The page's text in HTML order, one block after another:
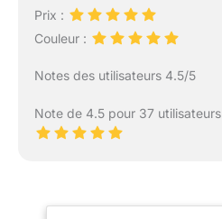
Prix :
Couleur :
Notes des utilisateurs 4.5/5
Note de 4.5 pour 37 utilisateurs